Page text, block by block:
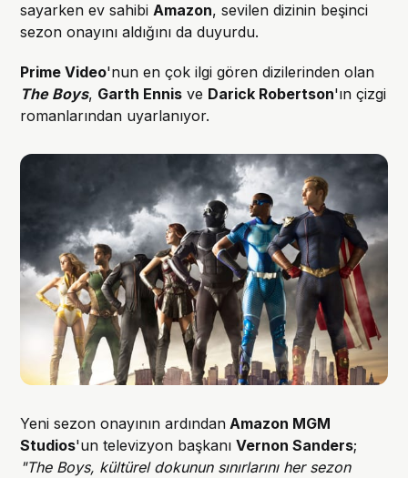
sayarken ev sahibiAmazon, sevilen dizinin beşinci
sezon onayını aldığını da duyurdu.
Prime Video'nun en çok ilgi gören dizilerinden olan
The Boys, Garth Ennis ve Darick Robertson'ın çizgi
romanlarından uyarlanıyor.
Yeni sezon onayının ardından Amazon MGM
Studios'un televizyon başkanıVernon Sanders;
"The Boys, kültürel dokunun sınırlarını her sezon